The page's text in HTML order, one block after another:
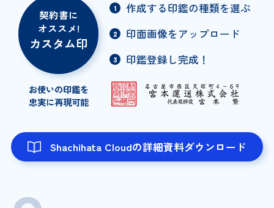
契約書に
オススメ!
カスタム印
1 作成する印鑑の種類を選ぶ
2 印面画像をアップロード
3 印鑑登録し完成！
お使いの印鑑を
忠実に再現可能
Shachihata Cloudの詳細資料ダウンロード